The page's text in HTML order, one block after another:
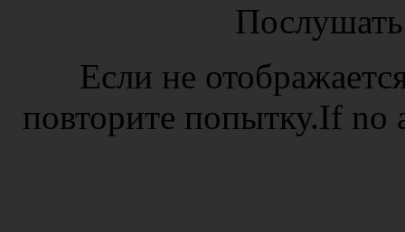
Если не
повторите попытку.If